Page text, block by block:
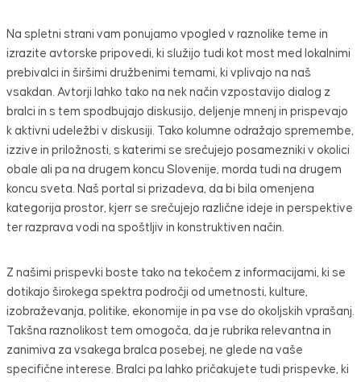
Na spletni strani vam ponujamo vpogled v raznolike teme in
izrazite avtorske pripovedi, ki služijo tudi kot most med lokalnimi
prebivalci in širšimi družbenimi temami, ki vplivajo na naš
vsakdan. Avtorji lahko tako na nek način vzpostavijo dialog z
bralci in s tem spodbujajo diskusijo, deljenje mnenj in prispevajo
k aktivni udeležbi v diskusiji. Tako kolumne odražajo spremembe,
izzive in priložnosti, s katerimi se srečujejo posamezniki v okolici
obale ali pa na drugem koncu Slovenije, morda tudi na drugem
koncu sveta. Naš portal si prizadeva, da bi bila omenjena
kategorija prostor, kjerr se srečujejo različne ideje in perspektive
ter razprava vodi na spoštljiv in konstruktiven način.
Z našimi prispevki boste tako na tekočem z informacijami, ki se
dotikajo širokega spektra področji od umetnosti, kulture,
izobraževanja, politike, ekonomije in pa vse do okoljskih vprašanj.
Takšna raznolikost tem omogoča, da je rubrika relevantna in
zanimiva za vsakega bralca posebej, ne glede na vaše
specifične interese. Bralci pa lahko pričakujete tudi prispevke, ki